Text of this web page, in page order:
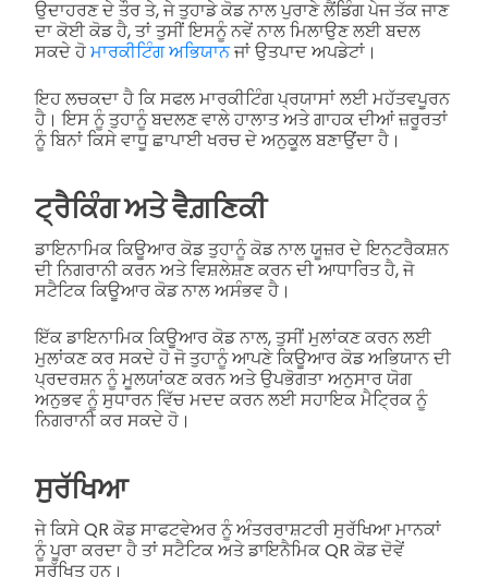
ਉਦਾਹਰਣ ਦੇ ਤੌਰ ਤੇ, ਜੇ ਤੁਹਾਡੇ ਕੋਡ ਨਾਲ ਪੁਰਾਣੇ ਲੈਂਡਿੰਗ ਪੇਜ ਤੱਕ ਜਾਣ
ਦਾ ਕੋਈ ਕੋਡ ਹੈ, ਤਾਂ ਤੁਸੀਂ ਇਸਨੂੰ ਨਵੇਂ ਨਾਲ ਮਿਲਾਉਣ ਲਈ ਬਦਲ
ਸਕਦੇ ਹੋਮਾਰਕੀਟਿੰਗ ਅਭਿਯਾਨਜਾਂ ਉਤਪਾਦ ਅਪਡੇਟਾਂ।
ਇਹ ਲਚਕਦਾ ਹੈ ਕਿ ਸਫਲ ਮਾਰਕੀਟਿੰਗ ਪ੍ਰਯਾਸਾਂ ਲਈ ਮਹੱਤਵਪੂਰਨ
ਹੈ। ਇਸ ਨੂੰ ਤੁਹਾਨੂੰ ਬਦਲਣ ਵਾਲੇ ਹਾਲਾਤ ਅਤੇ ਗਾਹਕ ਦੀਆਂ ਜ਼ਰੂਰਤਾਂ
ਨੂੰ ਬਿਨਾਂ ਕਿਸੇ ਵਾਧੂ ਛਾਪਾਈ ਖਰਚ ਦੇ ਅਨੁਕੂਲ ਬਣਾਉਂਦਾ ਹੈ।
ਟ੍ਰੈਕਿੰਗ ਅਤੇ ਵੈਗ਼ਣਿਕੀ
ਡਾਇਨਾਮਿਕ ਕਿਊਆਰ ਕੋਡ ਤੁਹਾਨੂੰ ਕੋਡ ਨਾਲ ਯੂਜ਼ਰ ਦੇ ਇਨਟਰੈਕਸ਼ਨ
ਦੀ ਨਿਗਰਾਨੀ ਕਰਨ ਅਤੇ ਵਿਸ਼ਲੇਸ਼ਣ ਕਰਨ ਦੀ ਆਧਾਰਿਤ ਹੈ, ਜੋ
ਸਟੈਟਿਕ ਕਿਊਆਰ ਕੋਡ ਨਾਲ ਅਸੰਭਵ ਹੈ।
ਇੱਕ ਡਾਇਨਾਮਿਕ ਕਿਊਆਰ ਕੋਡ ਨਾਲ, ਤੁਸੀਂ ਮੁਲਾਂਕਣ ਕਰਨ ਲਈ
ਮੁਲਾਂਕਣ ਕਰ ਸਕਦੇ ਹੋ ਜੋ ਤੁਹਾਨੂੰ ਆਪਣੇ ਕਿਊਆਰ ਕੋਡ ਅਭਿਯਾਨ ਦੀ
ਪ੍ਰਦਰਸ਼ਨ ਨੂੰ ਮੂਲਯਾਂਕਣ ਕਰਨ ਅਤੇ ਉਪਭੋਗਤਾ ਅਨੁਸਾਰ ਯੋਗ
ਅਨੁਭਵ ਨੂੰ ਸੁਧਾਰਨ ਵਿੱਚ ਮਦਦ ਕਰਨ ਲਈ ਸਹਾਇਕ ਮੈਟ੍ਰਿਕ ਨੂੰ
ਨਿਗਰਾਨੀ ਕਰ ਸਕਦੇ ਹੋ।
ਸੁਰੱਖਿਆ
ਜੇ ਕਿਸੇ QR ਕੋਡ ਸਾਫਟਵੇਅਰ ਨੂੰ ਅੰਤਰਰਾਸ਼ਟਰੀ ਸੁਰੱਖਿਆ ਮਾਨਕਾਂ
ਨੂੰ ਪੂਰਾ ਕਰਦਾ ਹੈ ਤਾਂ ਸਟੈਟਿਕ ਅਤੇ ਡਾਇਨੈਮਿਕ QR ਕੋਡ ਦੋਵੇਂ
ਸੁਰੱਖਿਤ ਹਨ।